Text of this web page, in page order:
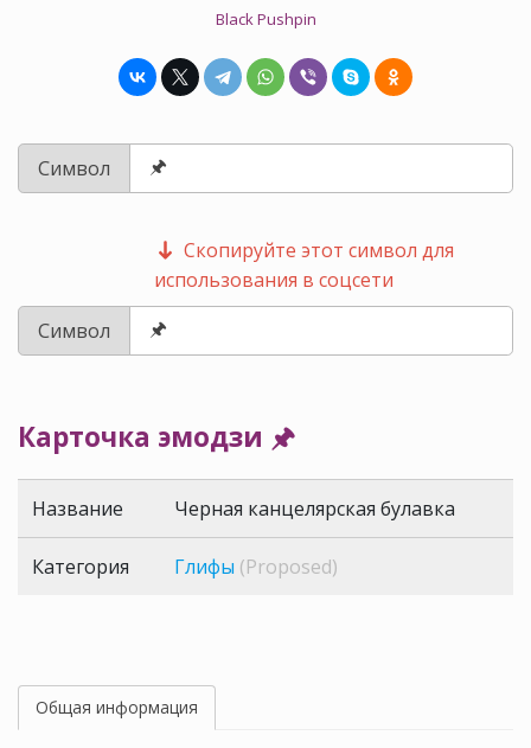
Black Pushpin
Символ
Скопируйте этот символ для
использования в соцсети
Символ
Карточка эмодзи 🖈
Название Черная канцелярская булавка
Категория Глифы (Proposed)
Общая информация